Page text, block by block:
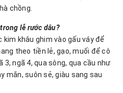
chồng.
lễ rước dâu?
kim khâu ghim vào gấu váy để
theo tiền lẻ, gạo, muối để cô
3, ngã 4, qua sông, qua cầu như
mắn, suôn sẻ, giàu sang sau